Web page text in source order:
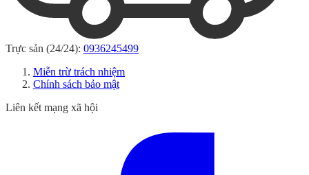
Trực sản (24/24): 0936245499
Miễn trừ trách nhiệm
Chính sách bảo mật
Liên kết mạng xã hội